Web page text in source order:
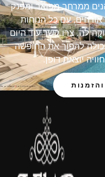
ממרחב מפואר ומפנק
לאירוח של עד 22 אורחים, עם כל הנוחות
לה. צרו קשר עוד היום
להפוך את החופשה
יוצאת דופן.